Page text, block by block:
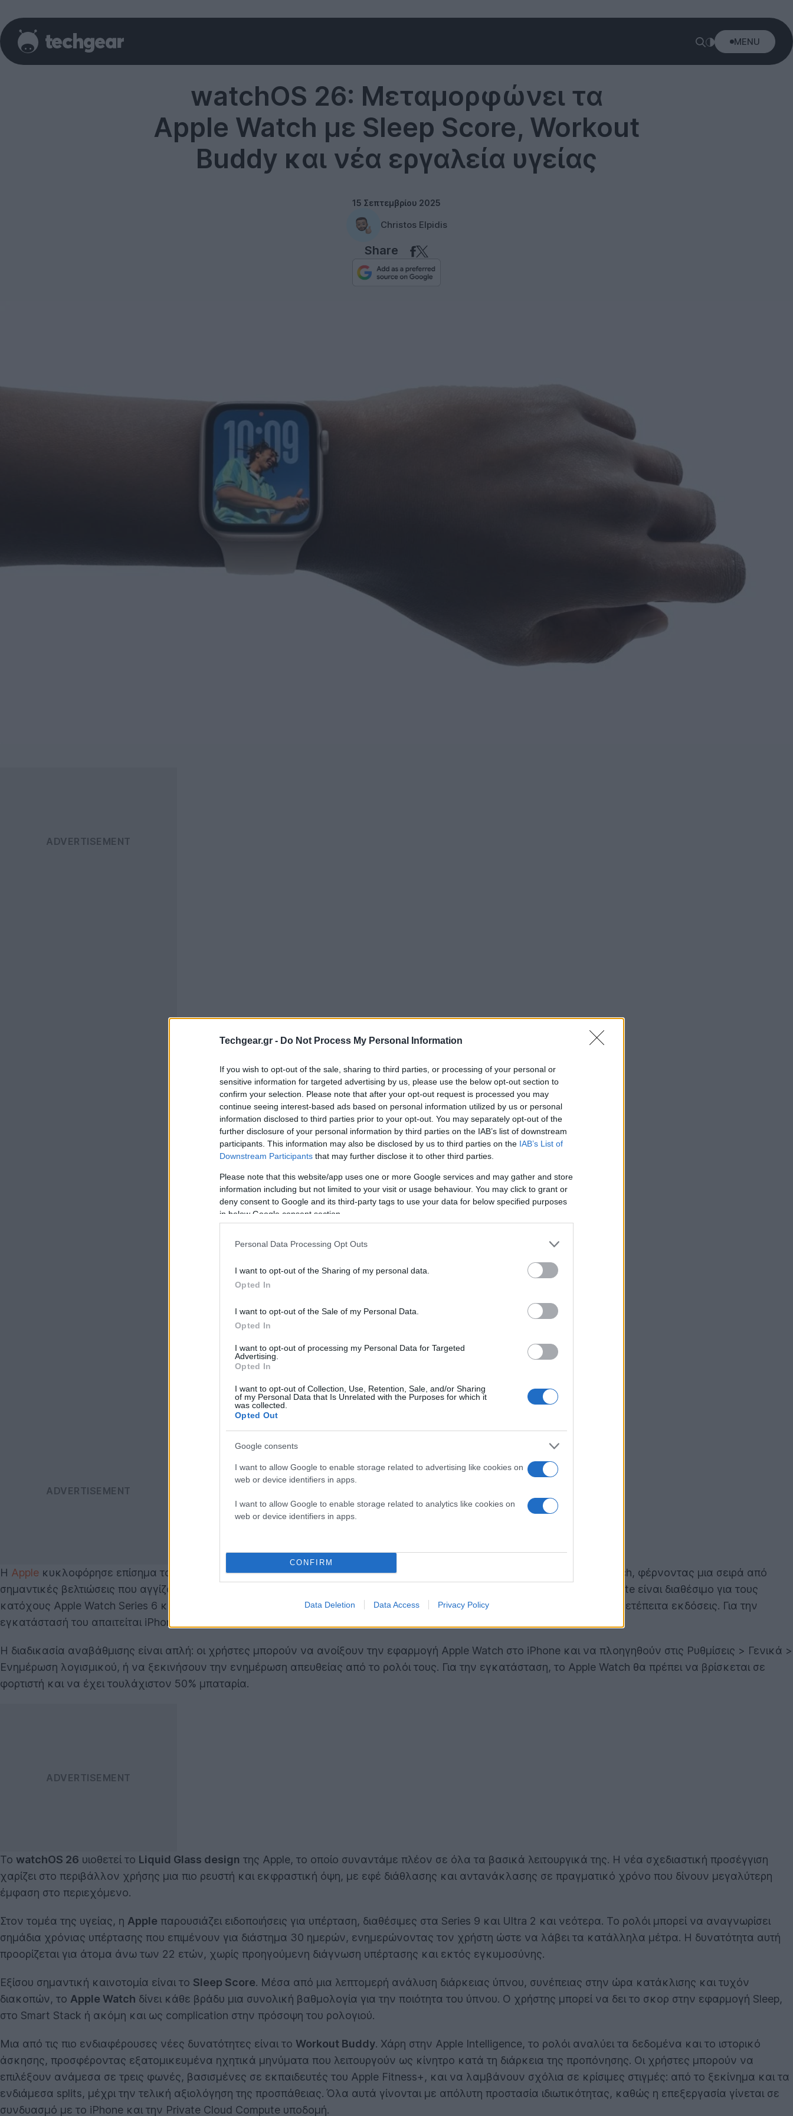
Techgear.gr - Do Not Process My Personal Information
If you wish to opt-out of the sale, sharing to third parties, or processing of your personal or
sensitive information for targeted advertising by us, please use the below opt-out section to
confirm your selection. Please note that after your opt-out request is processed you may
continue seeing interest-based ads based on personal information utilized by us or personal
information disclosed to third parties prior to your opt-out. You may separately opt-out of the
further disclosure of your personal information by third parties on the IAB’s list of downstream
participants. This information may also be disclosed by us to third parties on the IAB’s List of
Downstream Participants that may further disclose it to other third parties.
Please note that this website/app uses one or more Google services and may gather and store
information including but not limited to your visit or usage behaviour. You may click to grant or
deny consent to Google and its third-party tags to use your data for below specified purposes
in below Google consent section.
Personal Data Processing Opt Outs
I want to opt-out of the Sharing of my personal data.
Opted In
I want to opt-out of the Sale of my Personal Data.
Opted In
I want to opt-out of processing my Personal Data for Targeted
Advertising.
Opted In
I want to opt-out of Collection, Use, Retention, Sale, and/or Sharing
of my Personal Data that Is Unrelated with the Purposes for which it
was collected.
Opted Out
Google consents
I want to allow Google to enable storage related to advertising like cookies on
web or device identifiers in apps.
I want to allow Google to enable storage related to analytics like cookies on
web or device identifiers in apps.
CONFIRM
Data Deletion Data Access Privacy Policy
MENU
watchOS 26: Μεταμορφώνει τα
Apple Watch με Sleep Score, Workout
Buddy και νέα εργαλεία υγείας
15 Σεπτεμβρίου 2025
Christos Elpidis
Share
Η Apple κυκλοφόρησε επίσημα το watchOS 26, τη νεότερη έκδοση του λειτουργικού συστήματος που τρέχει στο Apple Watch, φέρνοντας μια σειρά από
σημαντικές βελτιώσεις που αγγίζουν τόσο τον σχεδιασμό όσο και τις λειτουργίες υγείας και παραγωγικότητας. Το νέο update είναι διαθέσιμο για τους
κατόχους Apple Watch Series 6 και νεότερων μοντέλων, όλα τα Apple Watch Ultra, καθώς και το Apple Watch SE 2 και τις μετέπειτα εκδόσεις. Για την
εγκατάστασή του απαιτείται iPhone 11 ή νεότερο με iOS 26.
Η διαδικασία αναβάθμισης είναι απλή: οι χρήστες μπορούν να ανοίξουν την εφαρμογή Apple Watch στο iPhone και να πλοηγηθούν στις Ρυθμίσεις > Γενικά >
Ενημέρωση λογισμικού, ή να ξεκινήσουν την ενημέρωση απευθείας από το ρολόι τους. Για την εγκατάσταση, το Apple Watch θα πρέπει να βρίσκεται σε
φορτιστή και να έχει τουλάχιστον 50% μπαταρία.
Το watchOS 26 υιοθετεί το Liquid Glass design της Apple, το οποίο συναντάμε πλέον σε όλα τα βασικά λειτουργικά της. Η νέα σχεδιαστική προσέγγιση
χαρίζει στο περιβάλλον χρήσης μια πιο ρευστή και εκφραστική όψη, με εφέ διάθλασης και αντανάκλασης σε πραγματικό χρόνο που δίνουν μεγαλύτερη
έμφαση στο περιεχόμενο.
Στον τομέα της υγείας, η Apple παρουσιάζει ειδοποιήσεις για υπέρταση, διαθέσιμες στα Series 9 και Ultra 2 και νεότερα. Το ρολόι μπορεί να αναγνωρίσει
σημάδια χρόνιας υπέρτασης που επιμένουν για διάστημα 30 ημερών, ενημερώνοντας τον χρήστη ώστε να λάβει τα κατάλληλα μέτρα. Η δυνατότητα αυτή
προορίζεται για άτομα άνω των 22 ετών, χωρίς προηγούμενη διάγνωση υπέρτασης και εκτός εγκυμοσύνης.
Εξίσου σημαντική καινοτομία είναι το Sleep Score. Μέσα από μια λεπτομερή ανάλυση διάρκειας ύπνου, συνέπειας στην ώρα κατάκλισης και τυχόν
διακοπών, το Apple Watch δίνει κάθε βράδυ μια συνολική βαθμολογία για την ποιότητα του ύπνου. Ο χρήστης μπορεί να δει το σκορ στην εφαρμογή Sleep,
στο Smart Stack ή ακόμη και ως complication στην πρόσοψη του ρολογιού.
Μια από τις πιο ενδιαφέρουσες νέες δυνατότητες είναι το Workout Buddy. Χάρη στην Apple Intelligence, το ρολόι αναλύει τα δεδομένα και το ιστορικό
άσκησης, προσφέροντας εξατομικευμένα ηχητικά μηνύματα που λειτουργούν ως κίνητρο κατά τη διάρκεια της προπόνησης. Οι χρήστες μπορούν να
επιλέξουν ανάμεσα σε τρεις φωνές, βασισμένες σε εκπαιδευτές του Apple Fitness+, και να λαμβάνουν σχόλια σε κρίσιμες στιγμές: από το ξεκίνημα και τα
ενδιάμεσα splits, μέχρι την τελική αξιολόγηση της προσπάθειας. Όλα αυτά γίνονται με απόλυτη προστασία ιδιωτικότητας, καθώς η επεξεργασία γίνεται σε
συνδυασμό με το iPhone και την Private Cloud Compute υποδομή.